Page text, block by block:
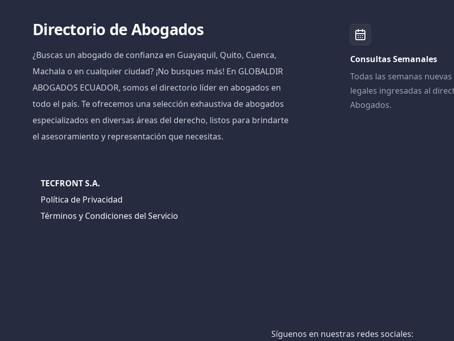
Directorio de Abogados
¿Buscas un abogado de confianza en Guayaquil, Quito, Cuenca,
Machala o en cualquier ciudad? ¡No busques más! En GLOBALDIR
ABOGADOS ECUADOR, somos el directorio líder en abogados en
todo el país. Te ofrecemos una selección exhaustiva de abogados
especializados en diversas áreas del derecho, listos para brindarte
el asesoramiento y representación que necesitas.
Consultas Semanales
Todas las semanas
legales ingresadas al
Abogados.
TECFRONT S.A.
Política de Privacidad
Términos y Condiciones del Servicio
Síguenos en nuestras redes sociales: